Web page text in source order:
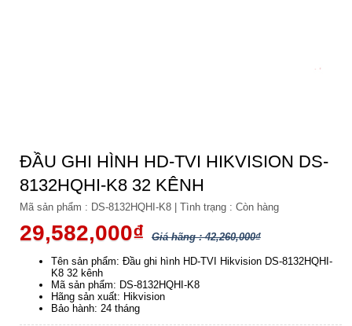
ĐẦU GHI HÌNH HD-TVI HIKVISION DS-
8132HQHI-K8 32 KÊNH
Mã sản phẩm : DS-8132HQHI-K8 | Tình trạng : Còn hàng
29,582,000₫ Giá hãng : 42,260,000₫
Tên sản phẩm: Đầu ghi hình HD-TVI Hikvision DS-8132HQHI-
K8 32 kênh
Mã sản phẩm: DS-8132HQHI-K8
Hãng sản xuất: Hikvision
Bảo hành: 24 tháng